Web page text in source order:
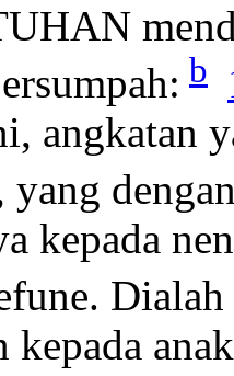
b
angkatan
yang
kepada
kepada